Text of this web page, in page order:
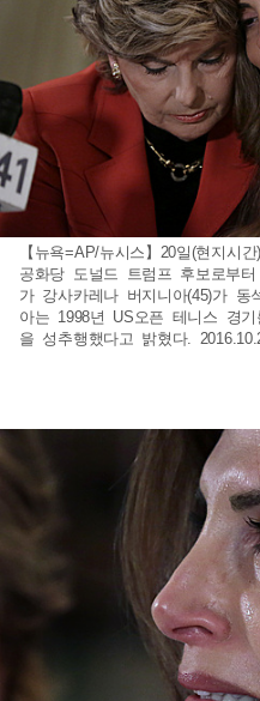
【뉴욕=AP/뉴시스】20일(현지
공화당 도널드 트럼프 후보로부
가 강사카레나 버지니아(45)가
아는 1998년 US오픈 테니스 경
을 성추행했다고 밝혔다.